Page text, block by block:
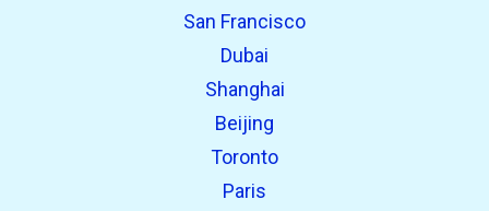
San Francisco
Dubai
Shanghai
Beijing
Toronto
Paris